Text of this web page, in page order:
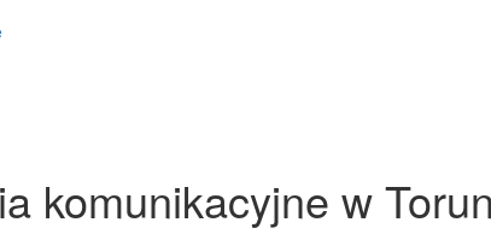
komunikacyjne w